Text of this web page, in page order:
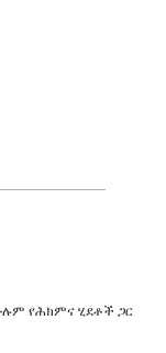
የሕክምና ሂደቶች ጋር